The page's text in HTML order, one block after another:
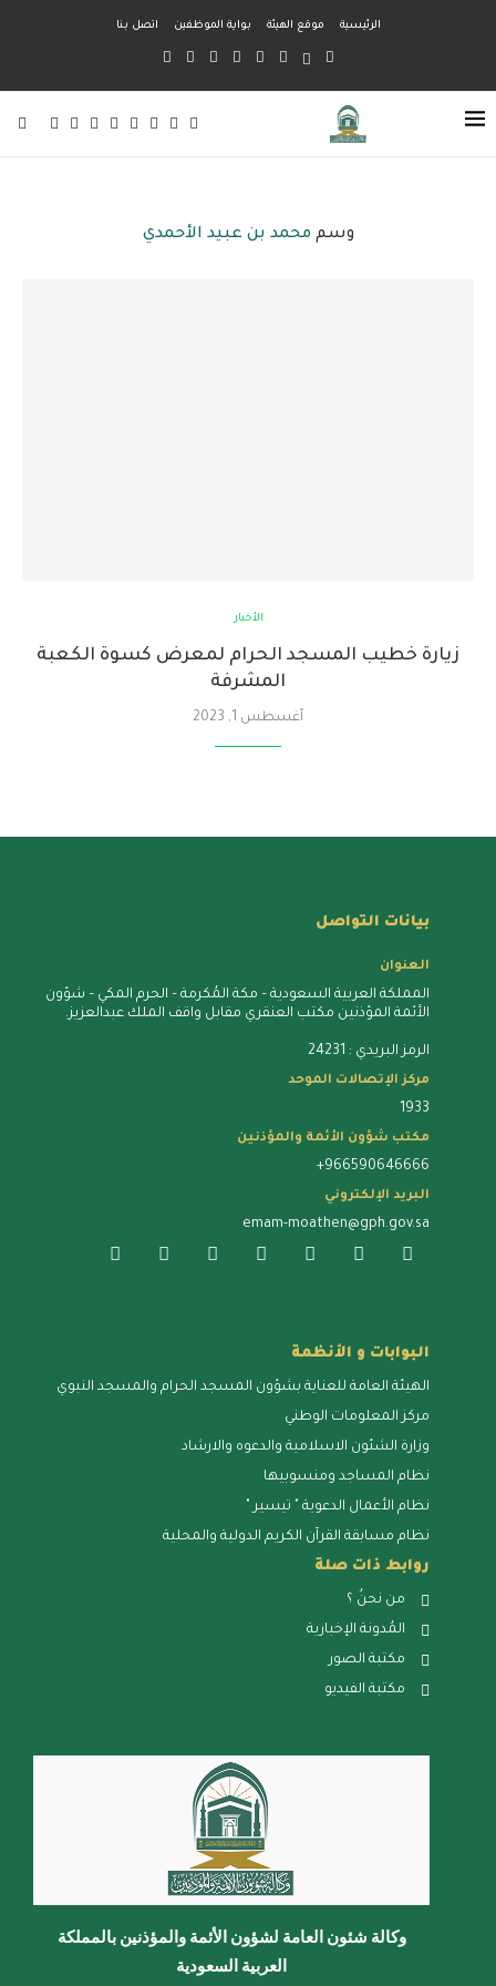
الرئيسية موقع الهيئة بواية الموظفين اتصل بنا
وسم محمد بن عبيد الأحمدي
الأخبار
زيارة خطيب المسجد الحرام لمعرض كسوة الكعبة
المشرفة
أغسطس 1, 2023
بيانات التواصل
العنوان
المملكة العربية السعودية – مكة المُكرمة – الحرم المكي – شؤون
الأئمة المؤذنين مكتب العنقري مقابل واقف الملك عبدالعزيز.
الرمز البريدي : 24231
مركز الإتصالات الموحد
1933
مكتب شؤون الأئمة والمؤذنين
+966590646666
البريد الإلكتروني
emam-moathen@gph.gov.sa
البوابات و الأنظمة
الهيئة العامة للعناية بشؤون المسجد الحرام والمسجد النبوي
مركز المعلومات الوطني
وزارة الشئون الاسلامية والدعوه والارشاد
نظام المساجد ومنسوبيها
نظام الأعمال الدعوية " تيسير "
نظام مسابقة القرآن الكريم الدولية والمحلية
روابط ذات صلة
من نحنُ ؟
المُدونة الإخبارية
مكتبة الصور
مكتبة الفيديو
وكالة شئون العامة لشؤون الأئمة والمؤذنين بالمملكة
العربية السعودية